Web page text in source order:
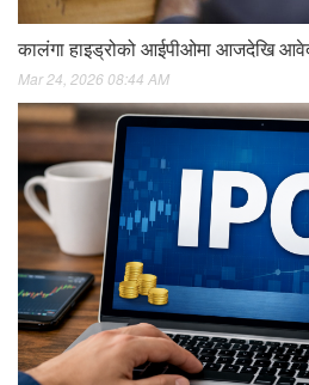
कालंगा हाइड्रोको आईपीओमा आजदेखि
Mar 24, 2026 08:44 AM